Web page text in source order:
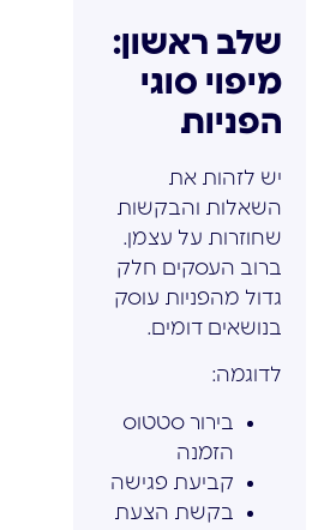
שלב ראשון:
מיפוי סוגי
הפניות
יש לזהות את
השאלות והבקשות
שחוזרות על עצמן.
ברוב העסקים חלק
גדול מהפניות עוסק
בנושאים דומים.
לדוגמה:
בירור סטטוס
הזמנה
קביעת פגישה
בקשת הצעת